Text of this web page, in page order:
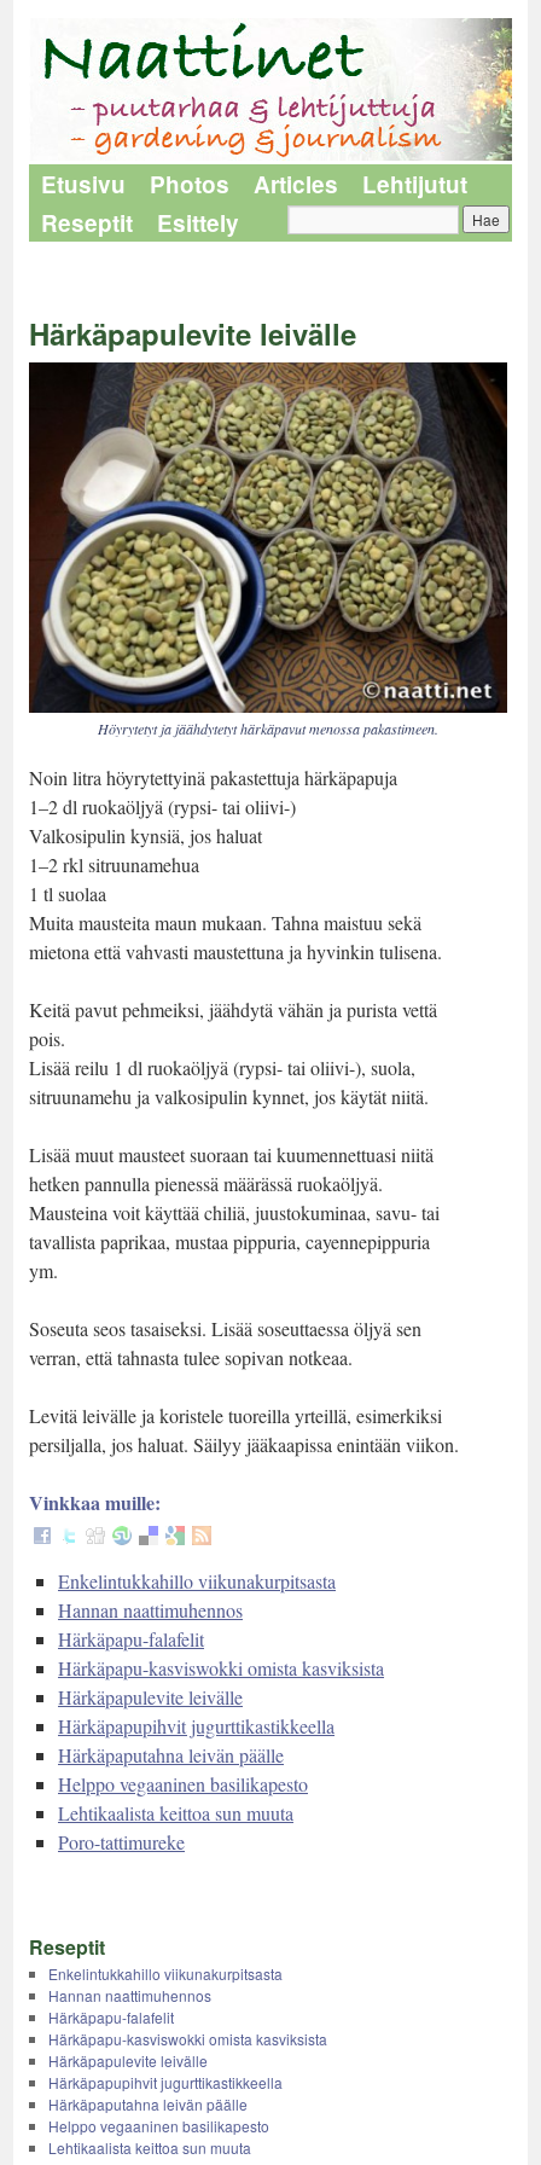
Etusivu Photos Articles
Lehtijutut
Reseptit
Esittely
Härkäpapulevite leivälle
Höyrytetyt ja jäähdytetyt härkäpavut menossa pakastimeen.
Noin litra höyrytettyinä pakastettuja härkäpapuja
1–2 dl ruokaöljyä (rypsi- tai oliivi-)
Valkosipulin kynsiä, jos haluat
1–2 rkl sitruunamehua
1 tl suolaa
Muita mausteita maun mukaan. Tahna maistuu sekä
mietona että vahvasti maustettuna ja hyvinkin tulisena.
Keitä pavut pehmeiksi, jäähdytä vähän ja purista vettä
pois.
Lisää reilu 1 dl ruokaöljyä (rypsi- tai oliivi-), suola,
sitruunamehu ja valkosipulin kynnet, jos käytät niitä.
Lisää muut mausteet suoraan tai kuumennettuasi niitä
hetken pannulla pienessä määrässä ruokaöljyä.
Mausteina voit käyttää chiliä, juustokuminaa, savu- tai
tavallista paprikaa, mustaa pippuria, cayennepippuria
ym.
Soseuta seos tasaiseksi. Lisää soseuttaessa öljyä sen
verran, että tahnasta tulee sopivan notkeaa.
Levitä leivälle ja koristele tuoreilla yrteillä, esimerkiksi
persiljalla, jos haluat. Säilyy jääkaapissa enintään viikon.
Vinkkaa muille:
Enkelintukkahillo viikunakurpitsasta
Hannan naattimuhennos
Härkäpapu-falafelit
Härkäpapu-kasviswokki omista kasviksista
Härkäpapulevite leivälle
Härkäpapupihvit jugurttikastikkeella
Härkäpaputahna leivän päälle
Helppo vegaaninen basilikapesto
Lehtikaalista keittoa sun muuta
Poro-tattimureke
Reseptit
Enkelintukkahillo viikunakurpitsasta
Hannan naattimuhennos
Härkäpapu-falafelit
Härkäpapu-kasviswokki omista kasviksista
Härkäpapulevite leivälle
Härkäpapupihvit jugurttikastikkeella
Härkäpaputahna leivän päälle
Helppo vegaaninen basilikapesto
Lehtikaalista keittoa sun muuta